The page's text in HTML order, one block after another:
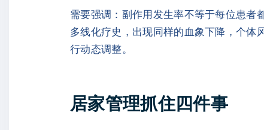
需要强调：副作用发生率不等于每位患者
多线化疗史，出现同样的血象下降，个体
行动态调整。
居家管理抓住四件事